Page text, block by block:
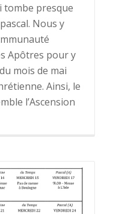
tombe presque
Nous y
Apôtres pour y
mois de mai
Ainsi, le
l’Ascension